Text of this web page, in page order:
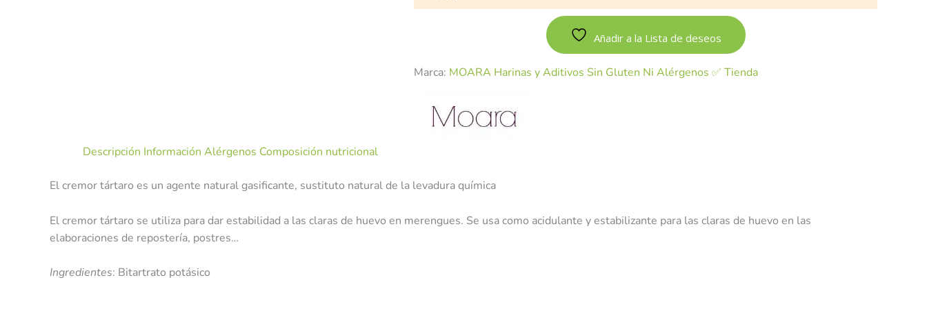
Añadir a la Lista de deseos
Marca: MOARA Harinas y Aditivos Sin Gluten Ni Alérgenos ✅ Tienda
Descripción Información Alérgenos Composición nutricional
El cremor tártaro es un agente natural gasificante, sustituto natural de la levadura química
El cremor tártaro se utiliza para dar estabilidad a las claras de huevo en merengues. Se usa como acidulante y estabilizante para las claras de huevo en las
elaboraciones de repostería, postres…
Ingredientes: Bitartrato potásico